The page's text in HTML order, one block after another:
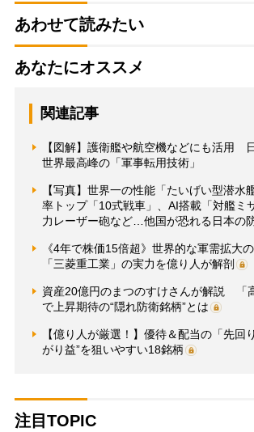
あわせて読みたい
あなたにオススメ
関連記事
【図解】護衛艦や航空機などにも活用
世界最高峰の「軍事転用技術」
【写真】世界一の性能「たいげい型潜水
率トップ「10式戦車」、AI搭載「対艦ミ
力レーザー砲など…他国が恐れる日本の
《4年で株価15倍超》世界的な軍需拡大
「三菱重工業」の実力を億り人が解剖
資産20億円のまつのすけさんが解説 「
で上昇期待の“隠れ防衛銘柄”とは
【億り人が厳選！】優待＆配当の「先回
がり益”を狙いやすい18銘柄
注目TOPIC